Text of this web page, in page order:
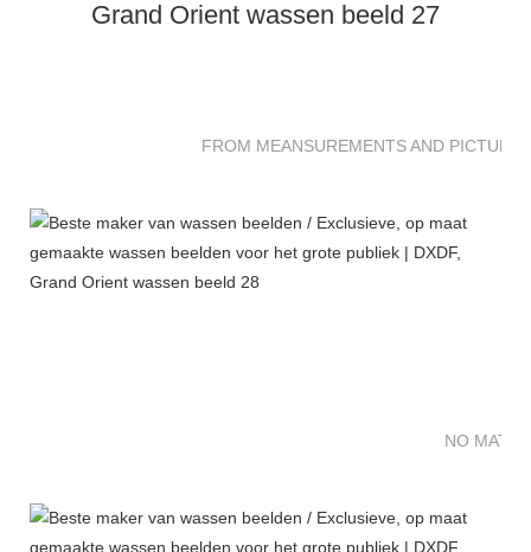
FROM MEANSUREMENTS AND
NO